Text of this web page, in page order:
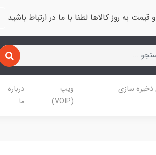
به روز کالاها لطفا با ما در ارتباط باشید
سازی
ویپ
(VOIP)
درباره
ما